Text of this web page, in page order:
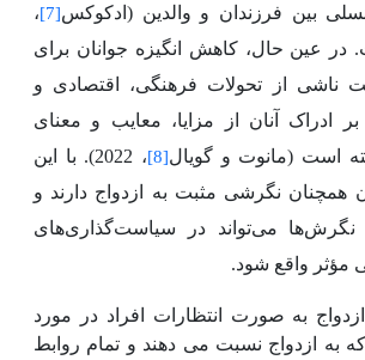
[7]،
در عین حال، کاهش انگیزه جوانان برای
ناشی از تحولات فرهنگی، اقتصادی و
ادراک آنان از مزایا، معایب و معنای
است (مانوت و گویال[8]
، 2022). با این
همچنان نگرشی مثبت به ازدواج دارند و
می‌تواند در سیاست‌گذاری‌های
مؤثر واقع شود.
به صورت انتظارات افراد در مورد
که به ازدواج نسبت می دهند و تمام روابط